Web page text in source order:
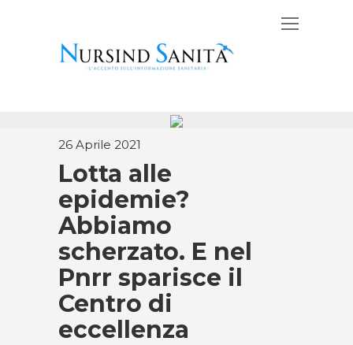
26 Aprile 2021
Lotta alle
epidemie?
Abbiamo
scherzato. E nel
Pnrr sparisce il
Centro di
eccellenza